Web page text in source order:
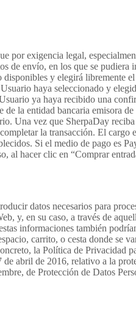
por exigencia legal,
envío, en los que se
y elegirá libremente
haya seleccionado y
ya haya recibido una
la entidad bancaria emisora
Una vez que SherpaDay
la transacción. El
Si el medio de pago es
hacer clic en “Comprar
datos necesarios para
y, en su caso, a través de
informaciones también
carrito, o cesta donde se
la Política de Privacidad
abril de 2016, relativo a la
de Protección de Datos